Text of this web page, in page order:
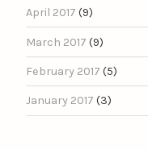
April 2017 (9)
March 2017 (9)
February 2017 (5)
January 2017 (3)